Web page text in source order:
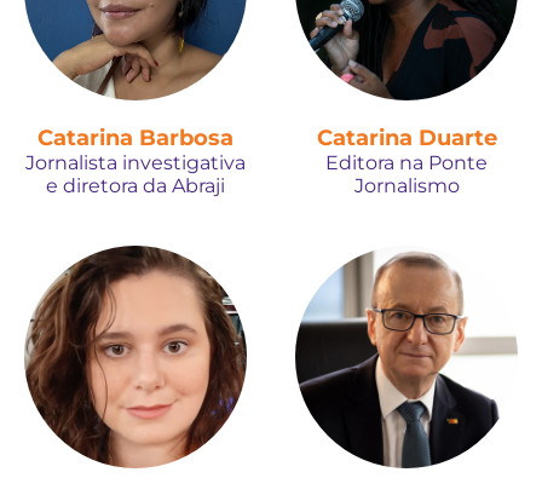
Catarina Barbosa
Jornalista investigativa
e diretora da Abraji
Catarina Duarte
Editora na Ponte
Jornalismo